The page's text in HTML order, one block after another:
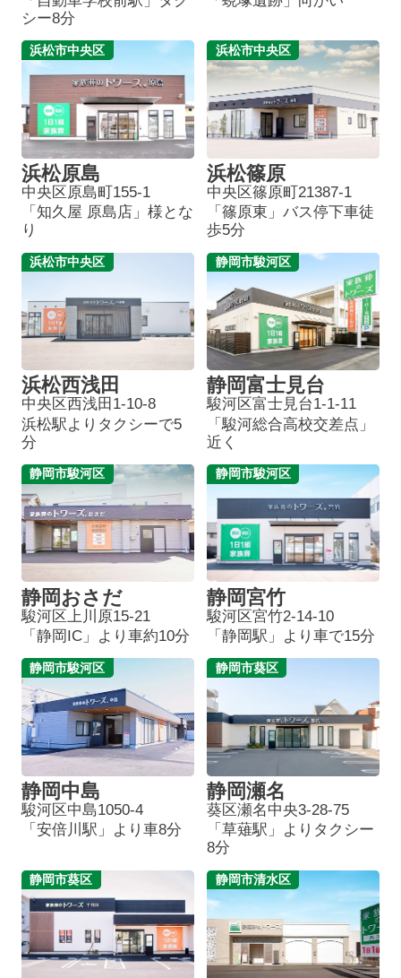
シー8分
浜松市中央区
浜松原島
中央区原島町155-1
「知久屋 原島店」様とな
り
浜松市中央区
浜松篠原
中央区篠原町21387-1
「篠原東」バス停下車徒
歩5分
浜松市中央区
浜松西浅田
中央区西浅田1-10-8
浜松駅よりタクシーで5
分
静岡市駿河区
静岡富士見台
駿河区富士見台1-1-11
「駿河総合高校交差点」
近く
静岡市駿河区
静岡おさだ
駿河区上川原15-21
「静岡IC」より車約10分
静岡市駿河区
静岡宮竹
駿河区宮竹2-14-10
「静岡駅」より車で15分
静岡市駿河区
静岡中島
駿河区中島1050-4
「安倍川駅」より車8分
静岡市葵区
静岡瀬名
葵区瀬名中央3-28-75
「草薙駅」よりタクシー
8分
静岡市葵区 静岡市清水区